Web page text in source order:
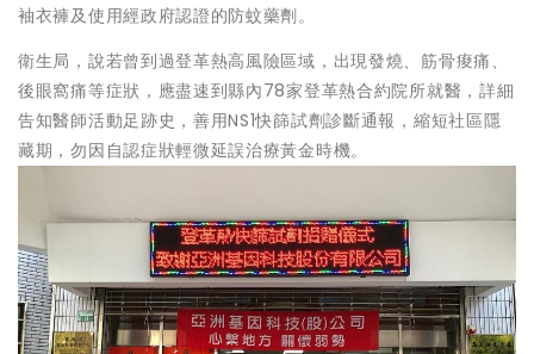
袖衣褲及使用經政府認證的防蚊藥劑。
衛生局，說若曾到過登革熱高風險區域，出現發燒、筋骨痠痛、
後眼窩痛等症狀，應盡速到縣內78家登革熱合約院所就醫，詳細
告知醫師活動足跡史，善用NS1快篩試劑診斷通報，縮短社區隱
藏期，勿因自認症狀輕微延誤治療黃金時機。